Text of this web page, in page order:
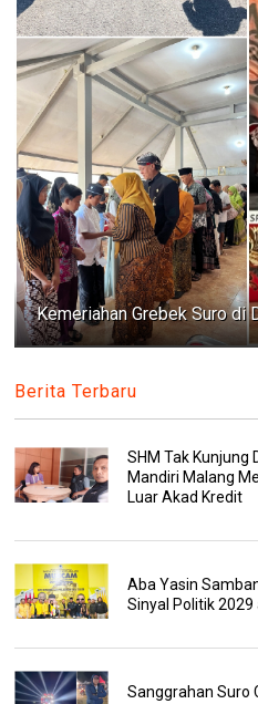
Kemeriahan Grebek Suro di
Berita Terbaru
SHM Tak Kunjung
Mandiri Malang
Luar Akad Kredit
Aba Yasin
Sinyal Politik
Sanggrahan Suro